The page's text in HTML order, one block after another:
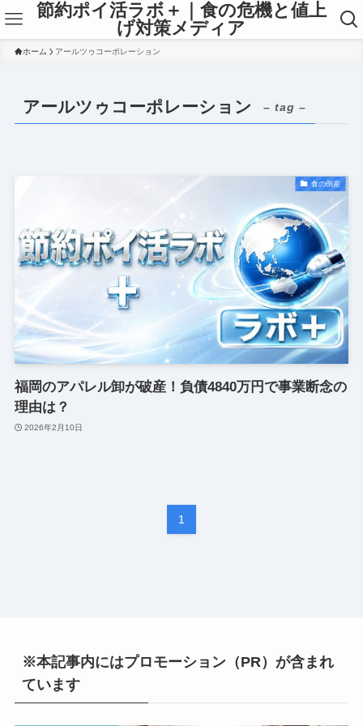
節約ポイ活ラボ＋｜食の危機と値上
げ対策メディア
ホーム アールツゥコーポレーション
アールツゥコーポレーション – tag –
食の倒産
福岡のアパレル卸が破産！負債4840万円で事業断念の
理由は？
2026年2月10日
1
※本記事内にはプロモーション（PR）が含まれ
ています